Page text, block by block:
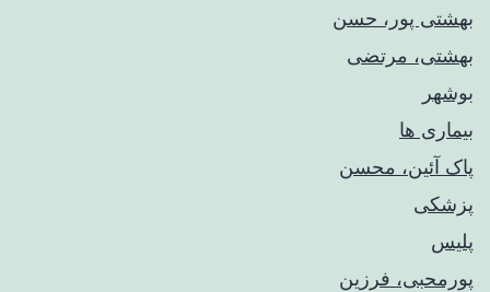
بهشتی پور، حسن
بهشتی، مرتضی
بوشهر
بیماری ها
پاک آئین، محسن
پزشکی
پلیس
پورمحبی، فرزین